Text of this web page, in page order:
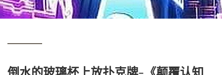
倒水的玻璃杯上放扑克牌-《颠覆认知